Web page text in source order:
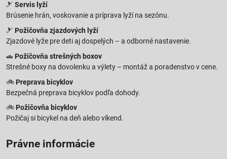
🎿 Servis lyží
Brúsenie hrán, voskovanie a príprava lyží na sezónu.
🎿 Požičovňa zjazdových lyží
Zjazdové lyže pre deti aj dospelých – a odborné nastavenie.
🚗 Požičovňa strešných boxov
Strešné boxy na dovolenku a výlety – montáž a poradenstvo v cene.
🚲 Preprava bicyklov
Bezpečná preprava bicyklov podľa dohody.
🚲 Požičovňa bicyklov
Požičaj si bicykel na deň alebo víkend.
Právne informácie